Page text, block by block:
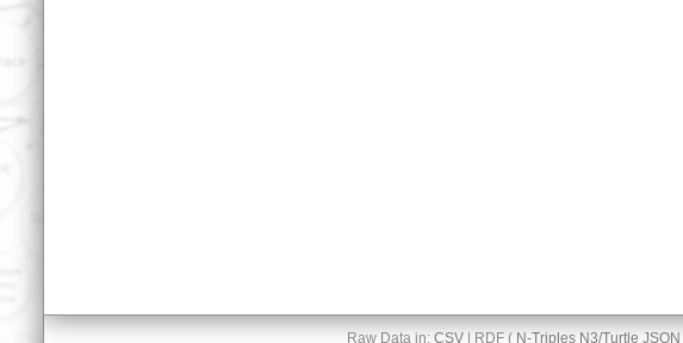
Raw Data in: CSV| RDF ( N-Triples N3/Turtle JSON